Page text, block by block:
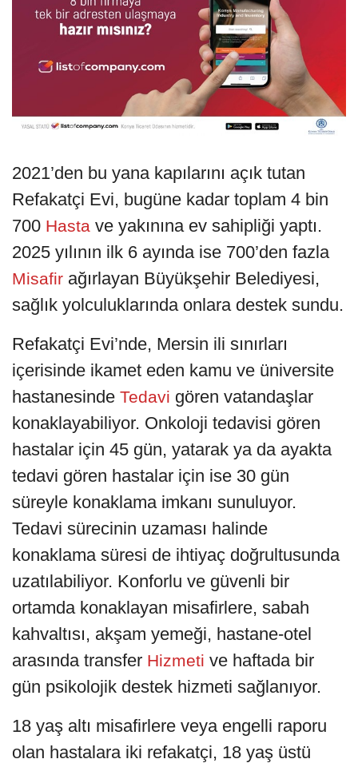
2021’den bu yana kapılarını açık tutan
Refakatçi Evi, bugüne kadar toplam 4 bin
700 Hasta ve yakınına ev sahipliği yaptı.
2025 yılının ilk 6 ayında ise 700’den fazla
Misafir ağırlayan Büyükşehir Belediyesi,
sağlık yolculuklarında onlara destek sundu.
Refakatçi Evi’nde, Mersin ili sınırları
içerisinde ikamet eden kamu ve üniversite
hastanesinde Tedavi gören vatandaşlar
konaklayabiliyor. Onkoloji tedavisi gören
hastalar için 45 gün, yatarak ya da ayakta
tedavi gören hastalar için ise 30 gün
süreyle konaklama imkanı sunuluyor.
Tedavi sürecinin uzaması halinde
konaklama süresi de ihtiyaç doğrultusunda
uzatılabiliyor. Konforlu ve güvenli bir
ortamda konaklayan misafirlere, sabah
kahvaltısı, akşam yemeği, hastane-otel
arasında transfer Hizmeti ve haftada bir
gün psikolojik destek hizmeti sağlanıyor.
18 yaş altı misafirlere veya engelli raporu
olan hastalara iki refakatçi, 18 yaş üstü